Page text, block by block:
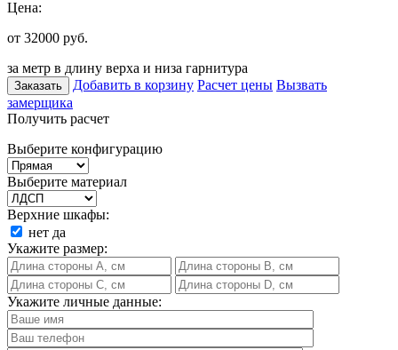
Цена:
от 32000 руб.
за метр в длину верха и низа гарнитура
Заказать Добавить в корзину Расчет цены Вызвать
замерщика
Получить расчет
Выберите конфигурацию
Выберите материал
Верхние шкафы:
нет да
Укажите размер:
Укажите личные данные: